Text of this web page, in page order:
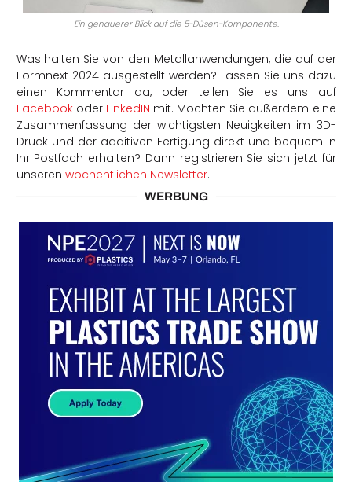
Ein genauerer Blick auf die 5-Düsen-Komponente.
Was halten Sie von den Metallanwendungen, die auf der
Formnext 2024 ausgestellt werden? Lassen Sie uns dazu
einen Kommentar da, oder teilen Sie es uns auf
Facebookoder LinkedIN mit. Möchten Sie außerdem eine
Zusammenfassung der wichtigsten Neuigkeiten im 3D-
Druck und der additiven Fertigung direkt und bequem in
Ihr Postfach erhalten? Dann registrieren Sie sich jetzt für
unseren wöchentlichen Newsletter.
WERBUNG